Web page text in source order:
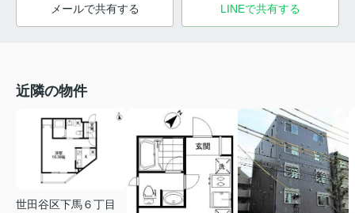
メールで共有する LINEで共有する
近隣の物件
世田谷区下馬６丁目